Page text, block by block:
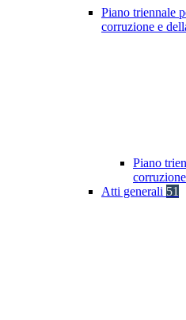
Piano triennale
corruzione e
Piano
Atti generali 51